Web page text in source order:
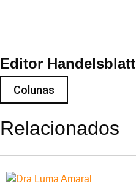
Editor Handelsblatt
Colunas
Relacionados